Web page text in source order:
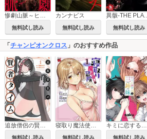
惨劇山脈～ヒグマ襲撃～
無料試し読み
カンナビス
無料試し読み
異骸-THE PLAY DEAD/ALIVE-
無料試し読み
「 チャンピオンクロス 」のおすすめ作品
追放僧侶の賢者タイム
無料試し読み
寝取り魔法使いの冒険
無料試し読み
キミに恋する三姉妹
無料試し読み